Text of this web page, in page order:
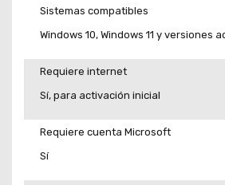
Sistemas compatibles
Windows 10, Windows 11 y versiones
Requiere internet
Sí, para activación inicial
Requiere cuenta Microsoft
Sí